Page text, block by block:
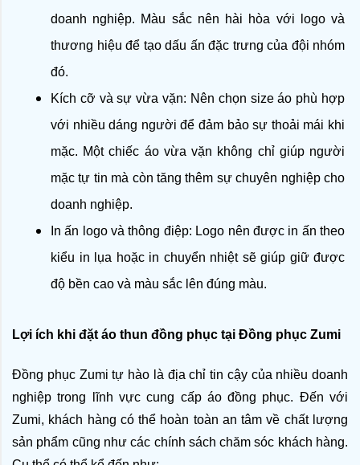
doanh nghiệp. Màu sắc nên hài hòa với logo và
thương hiệu để tạo dấu ấn đặc trưng của đội nhóm
đó.
Kích cỡ và sự vừa vặn: Nên chọn size áo phù hợp
với nhiều dáng người để đảm bảo sự thoải mái khi
mặc. Một chiếc áo vừa vặn không chỉ giúp người
mặc tự tin mà còn tăng thêm sự chuyên nghiệp cho
doanh nghiệp.
In ấn logo và thông điệp: Logo nên được in ấn theo
kiểu in lụa hoặc in chuyển nhiệt sẽ giúp giữ được
độ bền cao và màu sắc lên đúng màu.
Lợi ích khi đặt áo thun đồng phục tại Đồng phục Zumi
Đồng phục Zumi tự hào là địa chỉ tin cậy của nhiều doanh
nghiệp trong lĩnh vực cung cấp áo đồng phục. Đến với
Zumi, khách hàng có thể hoàn toàn an tâm về chất lượng
sản phẩm cũng như các chính sách chăm sóc khách hàng.